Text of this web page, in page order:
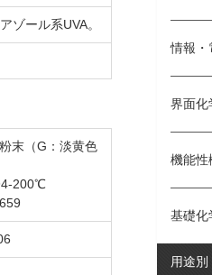
ゾール系UVA。
末（G：淡黄色
200℃
情報・
界面化
機能性
基礎化
用途別